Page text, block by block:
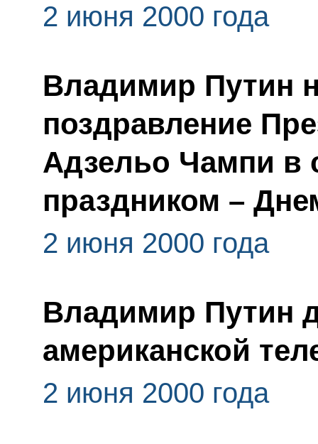
2 июня 2000 года
Владимир Путин
поздравление
Адзельо Чампи в
праздником –
2 июня 2000 года
Владимир Путин
американской
2 июня 2000 года